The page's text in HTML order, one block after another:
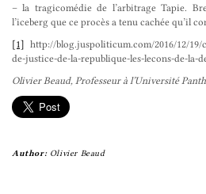
– la tragicomédie de l’arbitrage Tapie.
l’iceberg que ce procès a tenu cachée qu’il
[1] http://blog.juspoliticum.com/2016/12/
de-justice-de-la-republique-les-lecons-de-la-
Olivier Beaud, Professeur à l’Université
Author: Olivier Beaud